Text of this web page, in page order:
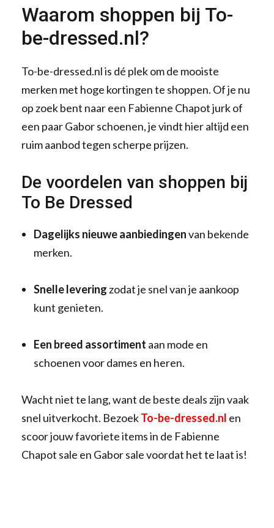
Waarom shoppen bij To-
be-dressed.nl?
To-be-dressed.nl is dé plek om de mooiste
merken met hoge kortingen te shoppen. Of je nu
op zoek bent naar een Fabienne Chapot jurk of
een paar Gabor schoenen, je vindt hier altijd een
ruim aanbod tegen scherpe prijzen.
De voordelen van shoppen bij
To Be Dressed
Dagelijks nieuwe aanbiedingenvan bekende
merken.
Snelle levering zodat je snel van je aankoop
kunt genieten.
Een breed assortiment aan mode en
schoenen voor dames en heren.
Wacht niet te lang, want de beste deals zijn vaak
snel uitverkocht. BezoekTo-be-dressed.nl en
scoor jouw favoriete items in de Fabienne
Chapot sale en Gabor sale voordat het te laat is!